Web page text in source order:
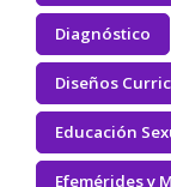
Diagnóstico
Diseños
Educación
Efemérides y